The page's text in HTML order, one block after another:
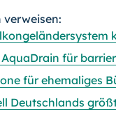
verweisen:
für
für ehemaliges
Deutschlands